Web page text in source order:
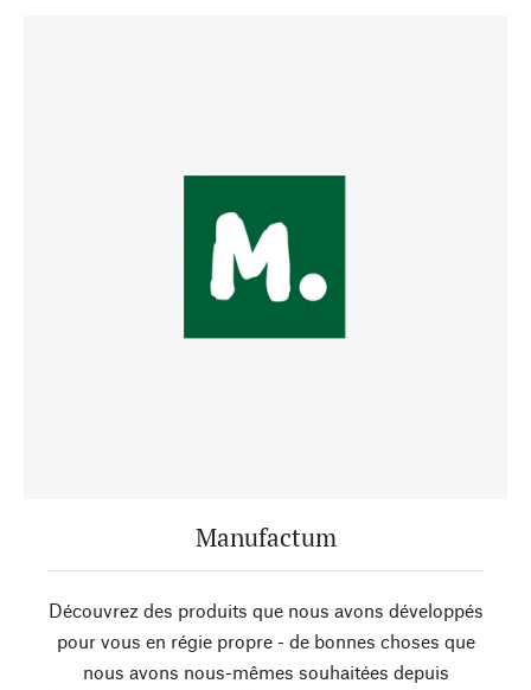
Manufactum
Découvrez des produits que nous avons développés
pour vous en régie propre - de bonnes choses que
nous avons nous-mêmes souhaitées depuis